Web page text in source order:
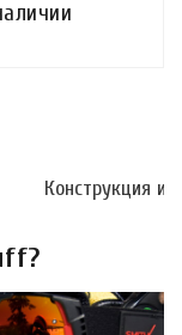
Конструкция и